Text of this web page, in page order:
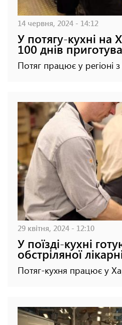
14 червня, 2024 - 14:12
У потягу-кухні на
100 днів
Потяг працює у регіоні
29 квітня, 2024 - 12:10
У поїзді-кухні
обстріляної
Потяг-кухня працює у